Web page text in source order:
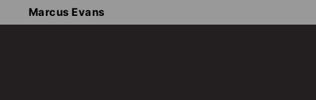
Marcus Evans